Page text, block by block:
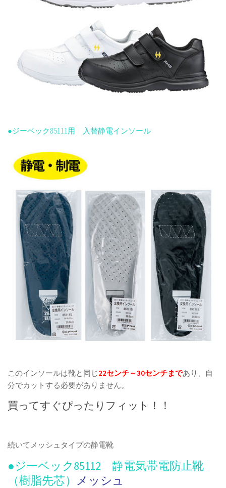
●ジーベック85111用 入替静電インソール
このインソールは靴と同じ22センチ～30センチまであり、自
分でカットする必要がありません。
買ってすぐぴったりフィット！！
続いてメッシュタイプの静電靴
●ジーベック85112 静電気帯電防止靴
（樹脂先芯） メッシュ